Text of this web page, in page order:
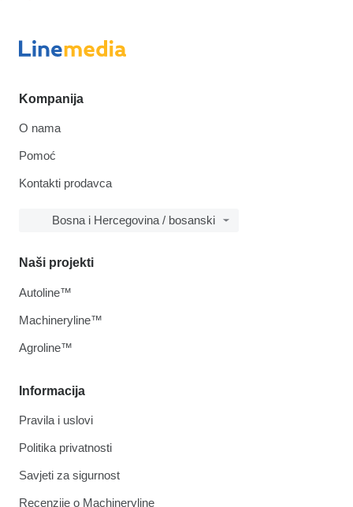
Kompanija
O nama
Pomoć
Kontakti prodavca
Bosna i Hercegovina / bosanski
Informacija
Pravila i uslovi
Politika privatnosti
Savjeti za sigurnost
Recenzije o Machineryline
Naši projekti
Autoline™
Machineryline™
Agroline™